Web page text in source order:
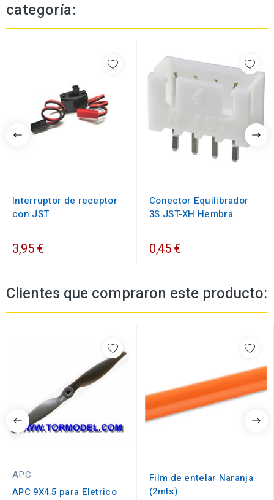
categoría:
Interruptor de receptor
con JST
3,95 €
Conector Equilibrador
3S JST-XH Hembra
0,45 €
Clientes que compraron este producto:
APC
APC 9X4.5 para Eletrico
Film de entelar Naranja
(2mts)